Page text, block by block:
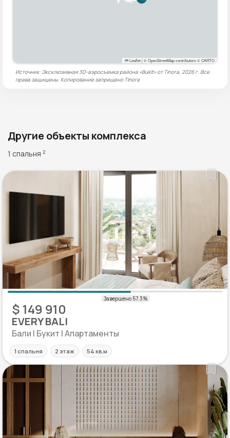
Leaflet|© OpenStreetMap contributors © CARTO
Источник: Эксклюзивная 3D-аэросъемка района «Bukit» от Tinora, 2026 г. Все
права защищены. Копирование запрещено Tinora
Другие объекты комплекса
1 спальня 2
$ 149 910
EVERY BALI
Бали | Букит | Апартаменты
1 спальня 2 этаж 54 кв.м